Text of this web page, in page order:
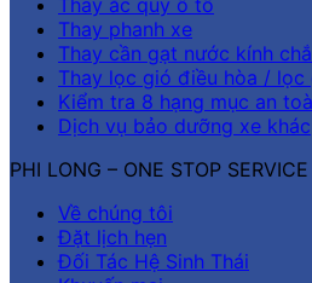
Thay phanh xe
Thay cần gạt nước kính
Thay lọc gió điều hòa /
Kiểm tra 8 hạng mục an
Dịch vụ bảo dưỡng xe khác
PHI LONG – ONE STOP SERVICE
Về chúng tôi
Đặt lịch hẹn
Đối Tác Hệ Sinh Thái